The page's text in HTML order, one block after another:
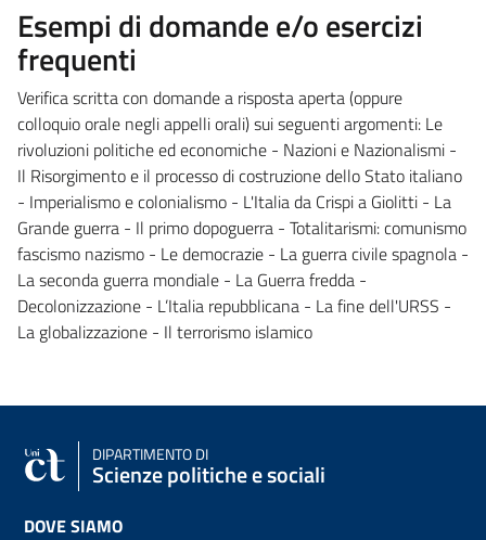
Esempi di domande e/o esercizi
frequenti
Verifica scritta con domande a risposta aperta (oppure
colloquio orale negli appelli orali) sui seguenti argomenti: Le
rivoluzioni politiche ed economiche - Nazioni e Nazionalismi -
Il Risorgimento e il processo di costruzione dello Stato italiano
- Imperialismo e colonialismo - L'Italia da Crispi a Giolitti - La
Grande guerra - Il primo dopoguerra - Totalitarismi: comunismo
fascismo nazismo - Le democrazie - La guerra civile spagnola -
La seconda guerra mondiale - La Guerra fredda -
Decolonizzazione - L’Italia repubblicana - La fine dell'URSS -
La globalizzazione - Il terrorismo islamico
DIPARTIMENTO DI
Scienze politiche e sociali
DOVE SIAMO